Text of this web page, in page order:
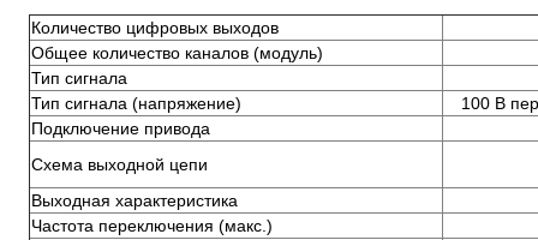
Количество цифровых выходов
Общее количество каналов (модуль)
Тип сигнала
Тип сигнала (напряжение)
100 В
Подключение привода
Схема выходной цепи
Выходная характеристика
Частота переключения (макс.)